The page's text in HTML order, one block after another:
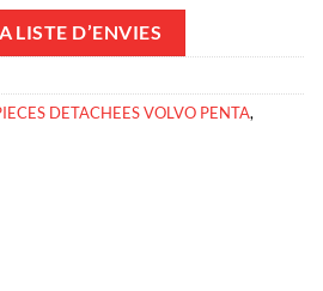
LISTE D’ENVIES
DETACHEES VOLVO PENTA,